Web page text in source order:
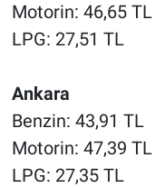
Motorin: 46,65 TL
LPG: 27,51 TL
Ankara
Benzin: 43,91 TL
Motorin: 47,39 TL
LPG: 27,35 TL
Programlar
Spor
Teknoloji